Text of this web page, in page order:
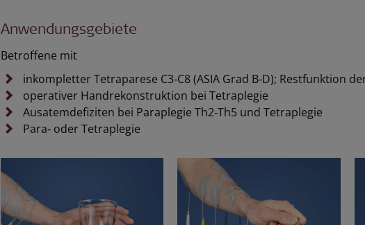
Anwendungsgebiete
Betroffene mit
inkompletter Tetraparese C3‑C8 (ASIA Grad B‑D); Restfunktion
operativer Handrekonstruktion bei Tetraplegie
Ausatemdefiziten bei Paraplegie Th2‑Th5 und Tetraplegie
Para‑ oder Tetraplegie